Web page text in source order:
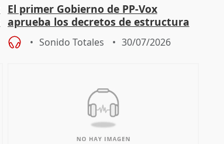
El primer Gobierno de PP-Vox
aprueba los decretos de estructura
de sus consejerías
Sonido Totales 30/07/2026